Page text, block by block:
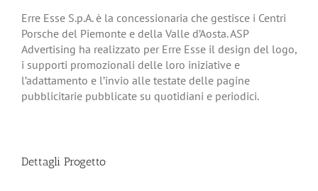
Erre Esse S.p.A. è la concessionaria che gestisce i Centri
Porsche del Piemonte e della Valle d’Aosta.ASP
Advertising ha realizzato per Erre Esse il design del logo,
i supporti promozionali delle loro iniziative e
l’adattamento e l’invio alle testate delle pagine
pubblicitarie pubblicate su quotidiani e periodici.
Dettagli Progetto